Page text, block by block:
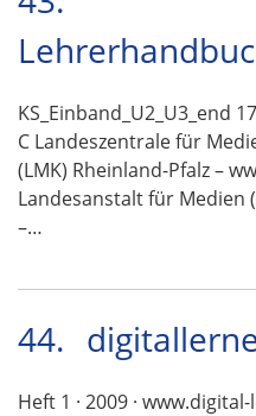
KS_Einband_U2_U3_end
C Landeszentrale für
(LMK) Rheinland-Pfalz –
Landesanstalt für Medien
–…
44.
Heft 1 · 2009 ·